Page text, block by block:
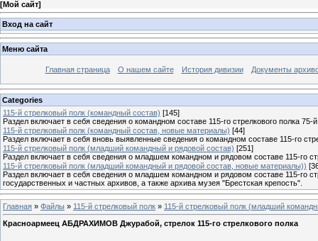
[Мой сайт]
Вход на сайт
Меню сайта
Главная страница О нашем сайте История дивизии Документы
Categories
115-й стрелковый полк (командный состав) [145]
Раздел включает в себя сведения о командном составе 115-го стрелкового полка 75-
115-й стрелковый полк (командный состав, новые материалы) [44]
Раздел включает в себя вновь выявленные сведения о командном составе 115-го
115-й стрелковый полк (младший командный и рядовой состав) [251]
Раздел включает в себя сведения о младшем командном и рядовом составе 115-го
115-й стрелковый полк (младший командный и рядовой состав, новые материалы))
Раздел включает в себя сведения о младшем командном и рядовом составе 115-го
государственных и частных архивов, а также архива музея "Брестская крепость".
Главная » Файлы » 115-й стрелковый полк » 115-й стрелковый полк (младший
Красноармеец АБДРАХИМОВ Джурабой, стрелок 115-го стрелкового полка